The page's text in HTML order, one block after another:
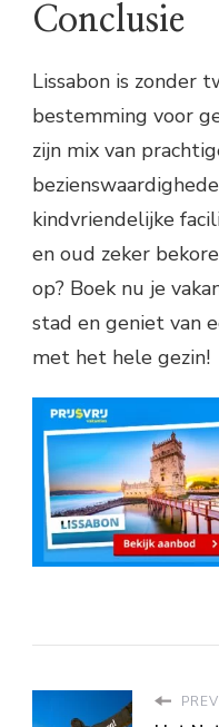
Conclusie
Lissabon is zonder
bestemming voor
zijn mix van
kindvriendelijke
en oud zeker
op? Boek nu je
stad en geniet van
met het hele gezin!